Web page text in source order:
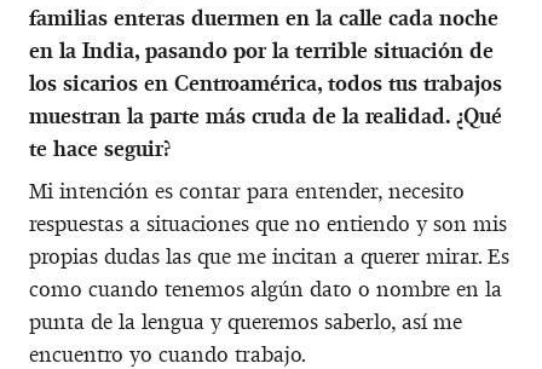
familias enteras duermen en la calle cada noche
en la India, pasando por la terrible situación de
los sicarios en Centroamérica, todos tus trabajos
muestran la parte más cruda de la realidad. ¿Qué
te hace seguir?
Mi intención es contar para entender, necesito
respuestas a situaciones que no entiendo y son mis
propias dudas las que me incitan a querer mirar. Es
como cuando tenemos algún dato o nombre en la
punta de la lengua y queremos saberlo, así me
encuentro yo cuando trabajo.